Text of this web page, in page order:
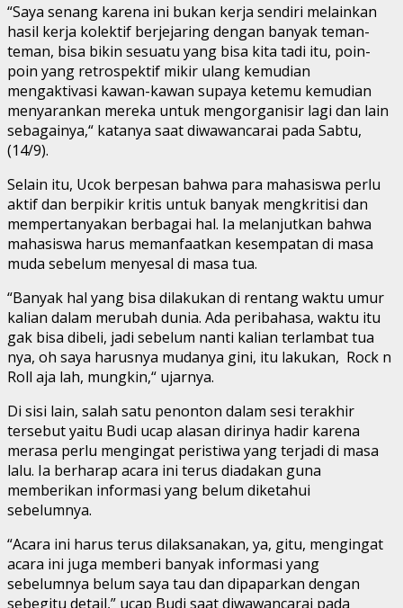
“Saya senang karena ini bukan kerja sendiri melainkan
hasil kerja kolektif berjejaring dengan banyak teman-
teman, bisa bikin sesuatu yang bisa kita tadi itu, poin-
poin yang retrospektif mikir ulang kemudian
mengaktivasi kawan-kawan supaya ketemu kemudian
menyarankan mereka untuk mengorganisir lagi dan lain
sebagainya,“ katanya saat diwawancarai pada Sabtu,
(14/9).
Selain itu, Ucok berpesan bahwa para mahasiswa perlu
aktif dan berpikir kritis untuk banyak mengkritisi dan
mempertanyakan berbagai hal. Ia melanjutkan bahwa
mahasiswa harus memanfaatkan kesempatan di masa
muda sebelum menyesal di masa tua.
“Banyak hal yang bisa dilakukan di rentang waktu umur
kalian dalam merubah dunia. Ada peribahasa, waktu itu
gak bisa dibeli, jadi sebelum nanti kalian terlambat tua
nya, oh saya harusnya mudanya gini, itu lakukan, Rock n
Roll aja lah, mungkin,“ ujarnya.
Di sisi lain, salah satu penonton dalam sesi terakhir
tersebut yaitu Budi ucap alasan dirinya hadir karena
merasa perlu mengingat peristiwa yang terjadi di masa
lalu. Ia berharap acara ini terus diadakan guna
memberikan informasi yang belum diketahui
sebelumnya.
“Acara ini harus terus dilaksanakan, ya, gitu, mengingat
acara ini juga memberi banyak informasi yang
sebelumnya belum saya tau dan dipaparkan dengan
sebegitu detail,” ucap Budi saat diwawancarai pada